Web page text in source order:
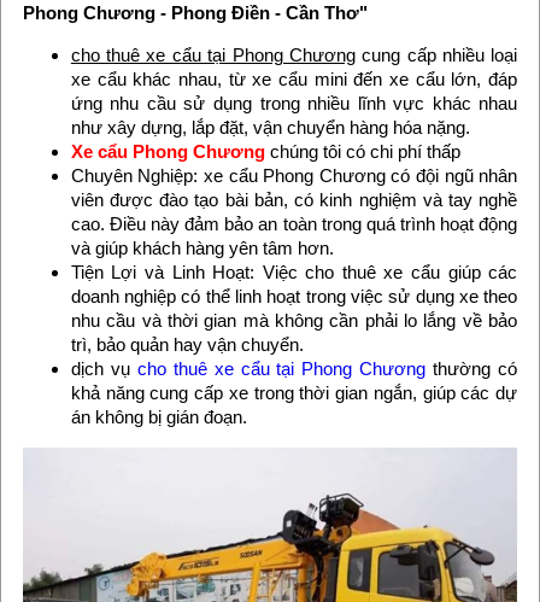
Phong Chương - Phong Điền - Cần Thơ"
cho thuê xe cẩu tại Phong Chươngcung cấp nhiều loại
xe cẩu khác nhau, từ xe cẩu mini đến xe cẩu lớn, đáp
ứng nhu cầu sử dụng trong nhiều lĩnh vực khác nhau
như xây dựng, lắp đặt, vận chuyển hàng hóa nặng.
Xe cẩu Phong Chươngchúng tôi có chi phí thấp
Chuyên Nghiệp: xe cẩu Phong Chương có đội ngũ nhân
viên được đào tạo bài bản, có kinh nghiệm và tay nghề
cao. Điều này đảm bảo an toàn trong quá trình hoạt động
và giúp khách hàng yên tâm hơn.
Tiện Lợi và Linh Hoạt: Việc cho thuê xe cẩu giúp các
doanh nghiệp có thể linh hoạt trong việc sử dụng xe theo
nhu cầu và thời gian mà không cần phải lo lắng về bảo
trì, bảo quản hay vận chuyển.
dịch vụ cho thuê xe cẩu tại Phong Chương thường có
khả năng cung cấp xe trong thời gian ngắn, giúp các dự
án không bị gián đoạn.